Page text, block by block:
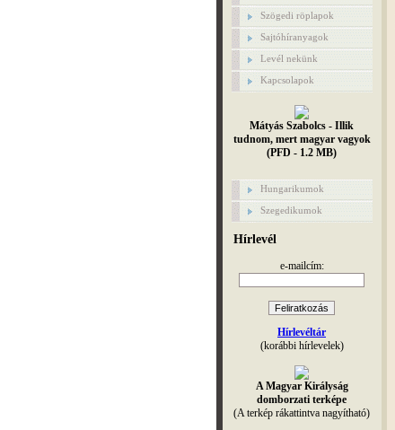
Szögedi röplapok
Sajtóhíranyagok
Levél nekünk
Kapcsolapok
Mátyás Szabolcs - Illik
tudnom, mert magyar vagyok
(PFD - 1.2 MB)
Hungarikumok
Szegedikumok
Hírlevél
e-mailcím:
Hírlevéltár
(korábbi hírlevelek)
A Magyar Királyság
domborzati terképe
(A terkép rákattintva nagyítható)